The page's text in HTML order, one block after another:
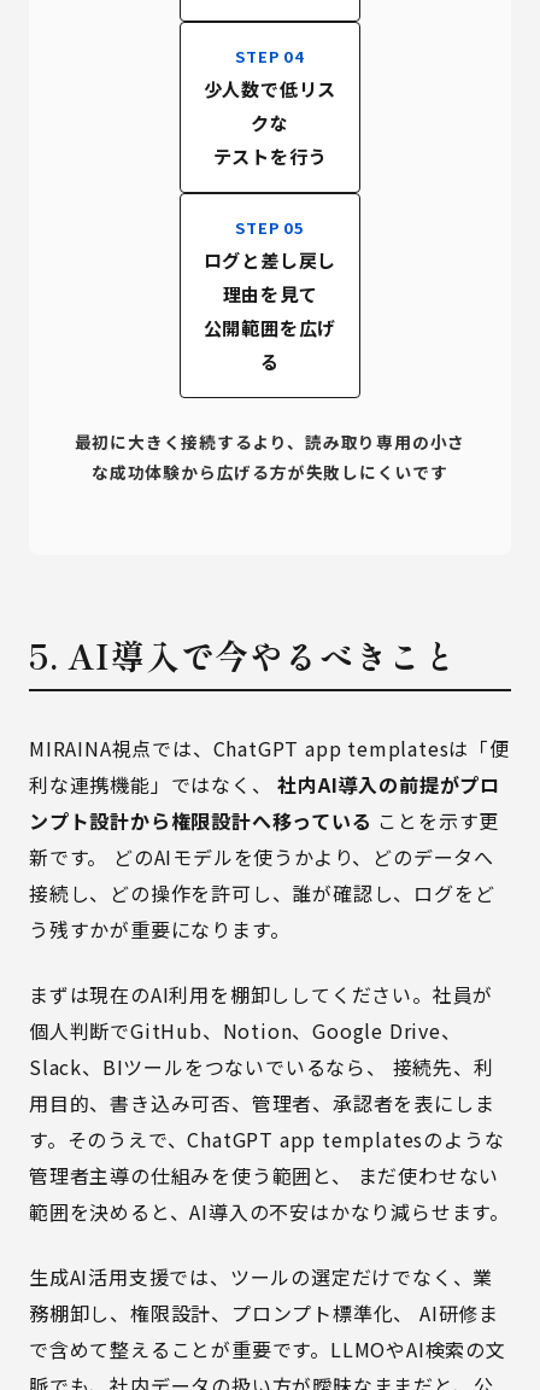
STEP 04
少人数で低リス
クな
テストを行う
STEP 05
ログと差し戻し
理由を見て
公開範囲を広げ
る
最初に大きく接続するより、読み取り専用の小さ
な成功体験から広げる方が失敗しにくいです
5. AI導入で今やるべきこと
MIRAINA視点では、ChatGPT app templatesは「便
利な連携機能」ではなく、社内AI導入の前提がプロ
ンプト設計から権限設計へ移っている ことを示す更
新です。 どのAIモデルを使うかより、どのデータへ
接続し、どの操作を許可し、誰が確認し、ログをど
う残すかが重要になります。
まずは現在のAI利用を棚卸ししてください。社員が
個人判断でGitHub、Notion、Google Drive、
Slack、BIツールをつないでいるなら、 接続先、利
用目的、書き込み可否、管理者、承認者を表にしま
す。そのうえで、ChatGPT app templatesのような
管理者主導の仕組みを使う範囲と、 まだ使わせない
範囲を決めると、AI導入の不安はかなり減らせます。
生成AI活用支援では、ツールの選定だけでなく、業
務棚卸し、権限設計、プロンプト標準化、 AI研修ま
で含めて整えることが重要です。LLMOやAI検索の文